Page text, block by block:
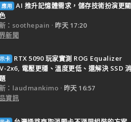
應用 AI 推升記憶體需求，儲存技術扮演更
：soothepain
昨天 17:20
新聞
卡
RTX 5090 玩家實測 ROG Equalizer
2x6, 電壓更穩、溫度更低、還解決 SSD
：laudmankimo
昨天 16:57
資訊